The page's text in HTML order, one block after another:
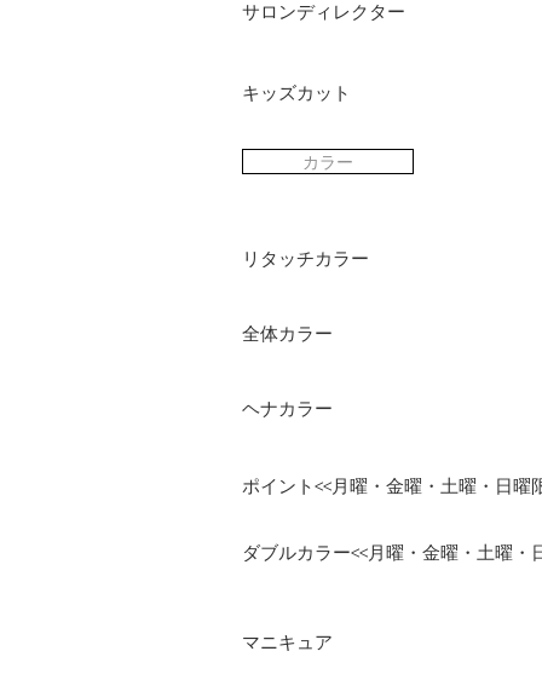
サロンディレクター
キッズカット
カラー
リタッチカラー
全体カラー
ヘナカラー
ポイント<<月曜・金曜・土曜・日曜
ダブルカラー<<月曜・金曜・土曜・
マニキュア